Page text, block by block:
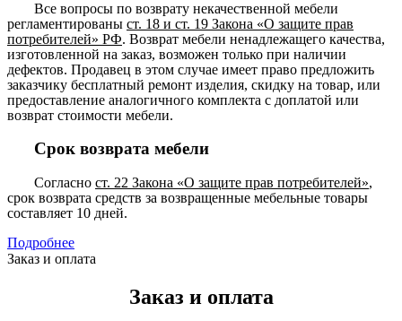
Все вопросы по возврату некачественной мебели
регламентированы ст. 18 и ст. 19 Закона «О защите прав
потребителей» РФ. Возврат мебели ненадлежащего качества,
изготовленной на заказ, возможен только при наличии
дефектов. Продавец в этом случае имеет право предложить
заказчику бесплатный ремонт изделия, скидку на товар, или
предоставление аналогичного комплекта с доплатой или
возврат стоимости мебели.
Срок возврата мебели
Согласно ст. 22 Закона «О защите прав потребителей»,
срок возврата средств за возвращенные мебельные товары
составляет 10 дней.
Подробнее
Заказ и оплата
Заказ и оплата